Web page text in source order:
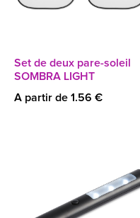
Set de deux pare-soleil
SOMBRA LIGHT
A partir de 1.56 €